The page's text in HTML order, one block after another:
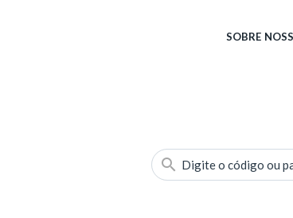
SOBRE
Digite o código ou